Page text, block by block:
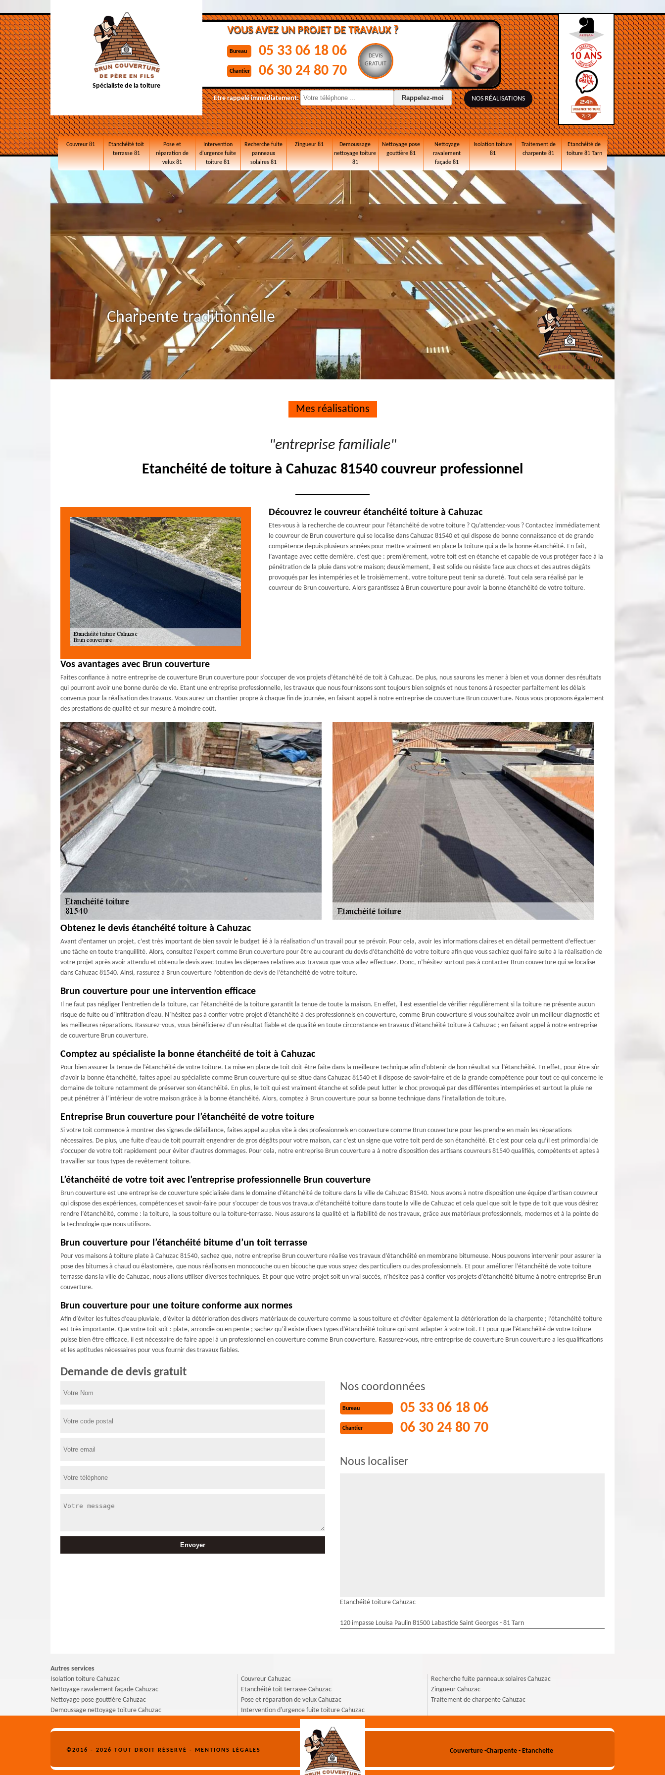
Spécialiste de la toiture
VOUS AVEZ UN PROJET DE TRAVAUX ?
Bureau 05 33 06 18 06
Chantier 06 30 24 80 70
DEVIS
GRATUIT
Etre rappelé immédiatement: NOS RÉALISATIONS
Couvreur 81
Etanchéité toit
terrasse 81
Pose et
réparation de
velux 81
Intervention
d'urgence fuite
toiture 81
Recherche fuite
panneaux
solaires 81
Zingueur 81
Demoussage
nettoyage toiture
81
Nettoyage pose
gouttière 81
Nettoyage
ravalement
façade 81
Isolation toiture
81
Traitement de
charpente 81
Etanchéité de
toiture 81 Tarn
Charpente traditionnelle
Mes réalisations
"entreprise familiale"
Etanchéité de toiture à Cahuzac 81540 couvreur professionnel
Découvrez le couvreur étanchéité toiture à Cahuzac
Etes-vous à la recherche de couvreur pour l’étanchéité de votre toiture ? Qu’attendez-vous ? Contactez immédiatement
le couvreur de Brun couverture qui se localise dans Cahuzac 81540 et qui dispose de bonne connaissance et de grande
compétence depuis plusieurs années pour mettre vraiment en place la toiture qui a de la bonne étanchéité. En fait,
l’avantage avec cette dernière, c’est que : premièrement, votre toit est en étanche et capable de vous protéger face à la
pénétration de la pluie dans votre maison; deuxièmement, il est solide ou résiste face aux chocs et des autres dégâts
provoqués par les intempéries et le troisièmement, votre toiture peut tenir sa dureté. Tout cela sera réalisé par le
couvreur de Brun couverture. Alors garantissez à Brun couverture pour avoir la bonne étanchéité de votre toiture.
Vos avantages avec Brun couverture
Faites confiance à notre entreprise de couverture Brun couverture pour s’occuper de vos projets d’étanchéité de toit à Cahuzac. De plus, nous saurons les mener à bien et vous donner des résultats
qui pourront avoir une bonne durée de vie. Etant une entreprise professionnelle, les travaux que nous fournissons sont toujours bien soignés et nous tenons à respecter parfaitement les délais
convenus pour la réalisation des travaux. Vous aurez un chantier propre à chaque fin de journée, en faisant appel à notre entreprise de couverture Brun couverture. Nous vous proposons également
des prestations de qualité et sur mesure à moindre coût.
Obtenez le devis étanchéité toiture à Cahuzac
Avant d’entamer un projet, c’est très important de bien savoir le budget lié à la réalisation d’un travail pour se prévoir. Pour cela, avoir les informations claires et en détail permettent d’effectuer
une tâche en toute tranquillité. Alors, consultez l’expert comme Brun couverture pour être au courant du devis d’étanchéité de votre toiture afin que vous sachiez quoi faire suite à la réalisation de
votre projet après avoir attendu et obtenu le devis avec toutes les dépenses relatives aux travaux que vous allez effectuez. Donc, n’hésitez surtout pas à contacter Brun couverture qui se localise
dans Cahuzac 81540. Ainsi, rassurez à Brun couverture l’obtention de devis de l’étanchéité de votre toiture.
Brun couverture pour une intervention efficace
Il ne faut pas négliger l’entretien de la toiture, car l’étanchéité de la toiture garantit la tenue de toute la maison. En effet, il est essentiel de vérifier régulièrement si la toiture ne présente aucun
risque de fuite ou d’infiltration d’eau. N’hésitez pas à confier votre projet d’étanchéité à des professionnels en couverture, comme Brun couverture si vous souhaitez avoir un meilleur diagnostic et
les meilleures réparations. Rassurez-vous, vous bénéficierez d’un résultat fiable et de qualité en toute circonstance en travaux d’étanchéité toiture à Cahuzac ; en faisant appel à notre entreprise
de couverture Brun couverture.
Comptez au spécialiste la bonne étanchéité de toit à Cahuzac
Pour bien assurer la tenue de l’étanchéité de votre toiture. La mise en place de toit doit-être faite dans la meilleure technique afin d’obtenir de bon résultat sur l’étanchéité. En effet, pour être sûr
d’avoir la bonne étanchéité, faites appel au spécialiste comme Brun couverture qui se situe dans Cahuzac 81540 et il dispose de savoir-faire et de la grande compétence pour tout ce qui concerne le
domaine de toiture notamment de préserver son étanchéité. En plus, le toit qui est vraiment étanche et solide peut lutter le choc provoqué par des différentes intempéries et surtout la pluie ne
peut pénétrer à l’intérieur de votre maison grâce à la bonne étanchéité. Alors, comptez à Brun couverture pour sa bonne technique dans l’installation de toiture.
Entreprise Brun couverture pour l’étanchéité de votre toiture
Si votre toit commence à montrer des signes de défaillance, faites appel au plus vite à des professionnels en couverture comme Brun couverture pour les prendre en main les réparations
nécessaires. De plus, une fuite d’eau de toit pourrait engendrer de gros dégâts pour votre maison, car c’est un signe que votre toit perd de son étanchéité. Et c’est pour cela qu’il est primordial de
s’occuper de votre toit rapidement pour éviter d’autres dommages. Pour cela, notre entreprise Brun couverture a à notre disposition des artisans couvreurs 81540 qualifiés, compétents et aptes à
travailler sur tous types de revêtement toiture.
L’étanchéité de votre toit avec l’entreprise professionnelle Brun couverture
Brun couverture est une entreprise de couverture spécialisée dans le domaine d’étanchéité de toiture dans la ville de Cahuzac 81540. Nous avons à notre disposition une équipe d’artisan couvreur
qui dispose des expériences, compétences et savoir-faire pour s’occuper de tous vos travaux d’étanchéité toiture dans toute la ville de Cahuzac et cela quel que soit le type de toit que vous désirez
rendre l’étanchéité, comme : la toiture, la sous toiture ou la toiture-terrasse. Nous assurons la qualité et la fiabilité de nos travaux, grâce aux matériaux professionnels, modernes et à la pointe de
la technologie que nous utilisons.
Brun couverture pour l’étanchéité bitume d’un toit terrasse
Pour vos maisons à toiture plate à Cahuzac 81540, sachez que, notre entreprise Brun couverture réalise vos travaux d’étanchéité en membrane bitumeuse. Nous pouvons intervenir pour assurer la
pose des bitumes à chaud ou élastomère, que nous réalisons en monocouche ou en bicouche que vous soyez des particuliers ou des professionnels. Et pour améliorer l’étanchéité de vote toiture
terrasse dans la ville de Cahuzac, nous allons utiliser diverses techniques. Et pour que votre projet soit un vrai succès, n’hésitez pas à confier vos projets d’étanchéité bitume à notre entreprise Brun
couverture.
Brun couverture pour une toiture conforme aux normes
Afin d’éviter les fuites d’eau pluviale, d’éviter la détérioration des divers matériaux de couverture comme la sous toiture et d’éviter également la détérioration de la charpente ; l’étanchéité toiture
est très importante. Que votre toit soit : plate, arrondie ou en pente ; sachez qu’il existe divers types d’étanchéité toiture qui sont adapter à votre toit. Et pour que l’étanchéité de votre toiture
puisse bien être efficace, il est nécessaire de faire appel à un professionnel en couverture comme Brun couverture. Rassurez-vous, ntre entreprise de couverture Brun couverture a les qualifications
et les aptitudes nécessaires pour vous fournir des travaux fiables.
Demande de devis gratuit
Nos coordonnées
Bureau 05 33 06 18 06
Chantier 06 30 24 80 70
Nous localiser
Etanchéité toiture Cahuzac
120 impasse Louisa Paulin 81500 Labastide Saint Georges - 81 Tarn
Autres services
Isolation toiture Cahuzac
Nettoyage ravalement façade Cahuzac
Nettoyage pose gouttière Cahuzac
Demoussage nettoyage toiture Cahuzac
Couvreur Cahuzac
Etanchéité toit terrasse Cahuzac
Pose et réparation de velux Cahuzac
Intervention d'urgence fuite toiture Cahuzac
Recherche fuite panneaux solaires Cahuzac
Zingueur Cahuzac
Traitement de charpente Cahuzac
©2016 - 2026 TOUT DROIT RÉSERVÉ - MENTIONS LÉGALES Couverture -Charpente - Etancheite